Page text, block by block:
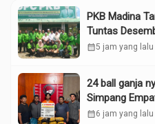
PKB Madina
Tuntas
Tokoh”
calendar_month5 jam yang lalu
24 ball ganja
Simpang
calendar_month6 jam yang lalu